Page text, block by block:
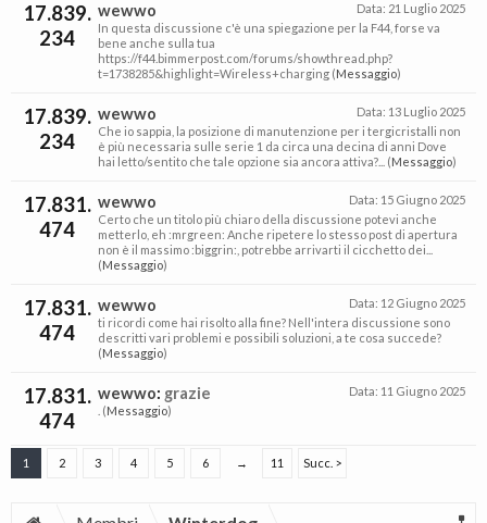
17.839.
234
Data: 21 Luglio 2025
wewwo
In questa discussione c'è una spiegazione per la F44, forse va
bene anche sulla tua
https://f44.bimmerpost.com/forums/showthread.php?
t=1738285&highlight=Wireless+charging (Messaggio)
17.839.
234
Data: 13 Luglio 2025
wewwo
Che io sappia, la posizione di manutenzione per i tergicristalli non
è più necessaria sulle serie 1 da circa una decina di anni Dove
hai letto/sentito che tale opzione sia ancora attiva?... (Messaggio)
17.831.
474
Data: 15 Giugno 2025
wewwo
Certo che un titolo più chiaro della discussione potevi anche
metterlo, eh :mrgreen: Anche ripetere lo stesso post di apertura
non è il massimo :biggrin:, potrebbe arrivarti il cicchetto dei...
(Messaggio)
17.831.
474
Data: 12 Giugno 2025
wewwo
ti ricordi come hai risolto alla fine? Nell'intera discussione sono
descritti vari problemi e possibili soluzioni, a te cosa succede?
(Messaggio)
17.831.
474
Data: 11 Giugno 2025
wewwo: grazie
. (Messaggio)
1 2 3 4 5 6 → 11 Succ. >